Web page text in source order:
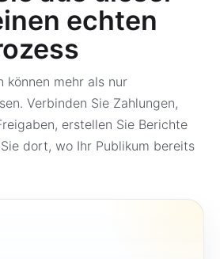
echten
können mehr als nur
Verbinden Sie Zahlungen,
erstellen Sie Berichte
dort, wo Ihr Publikum bereits